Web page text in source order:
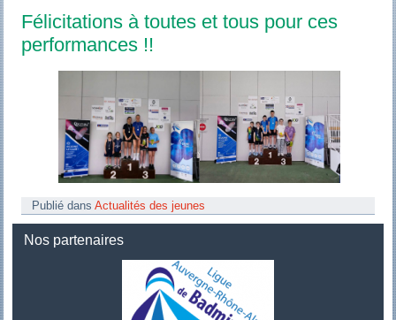
Félicitations à toutes et tous pour ces
performances !!
Publié dans Actualités des jeunes
Nos partenaires